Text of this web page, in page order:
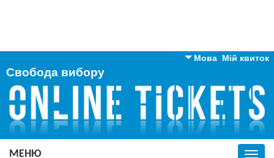
Мій квиток
Мова
Англійська
Російська
Українська
Свобода вибору
МЕНЮ